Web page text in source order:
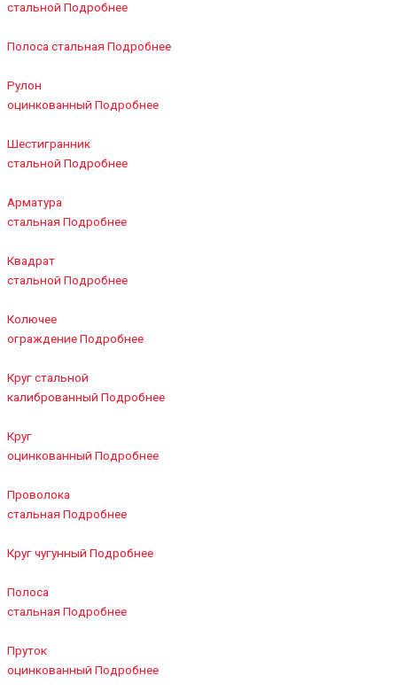
стальной Подробнее
Полоса стальная Подробнее
Рулон
оцинкованный Подробнее
Шестигранник
стальной Подробнее
Арматура
стальная Подробнее
Квадрат
стальной Подробнее
Колючее
ограждениеПодробнее
Круг стальной
калиброванный Подробнее
Круг
оцинкованный Подробнее
Проволока
стальная Подробнее
Круг чугунный Подробнее
Полоса
стальная Подробнее
Пруток
оцинкованный Подробнее